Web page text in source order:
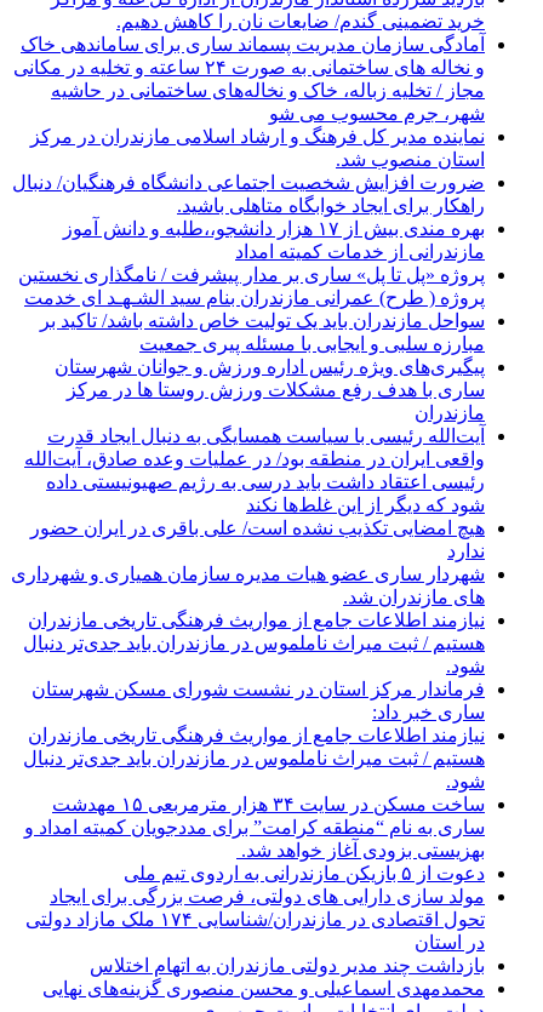
خرید تضمینی گندم/ ضایعات نان را کاهش دهیم.
آمادگی سازمان مدیریت پسماند ساری برای ساماندهی خاک
و نخاله های ساختمانی به صورت ۲۴ ساعته و تخلیه در مکانی
مجاز / تخلیه زباله، خاک و نخاله‌های ساختمانی در حاشیه
شهر، جرم محسوب می شو
نماینده مدیر کل فرهنگ و ارشاد اسلامی مازندران در مرکز
استان منصوب شد.
ضرورت افزایش شخصیت اجتماعی دانشگاه فرهنگیان/ دنبال
راهکار برای ایجاد خوابگاه متاهلی باشید.
بهره مندی بیش از ۱۷ هزار دانشجو،،طلبه و دانش آموز
مازندرانی از خدمات کمیته امداد
پروژه «پل تا پل» ساری بر مدار پیشرفت / نامگذاری نخستین
پروژه ( طرح) عمرانی مازندران بنام سید الشـهـد ای خدمت
سواحل مازندران باید یک تولیت خاص داشته باشد/ تاکید بر
مبارزه سلبی و ایجابی با مسئله پیری جمعیت
پیگیری‌های ویژه رئیس اداره ورزش و جوانان شهرستان
ساری با هدف رفع مشکلات ورزش روستا ها در مرکز
مازندران
آیت‌الله رئیسی با سیاست همسایگی به دنبال ایجاد قدرت
واقعی ایران در منطقه بود/ در عملیات وعده صادق، آیت‌الله
رئیسی اعتقاد داشت باید درسی به رژیم صهیونیستی داده
شود که دیگر از این غلط‌ها نکند
هیچ امضایی تکذیب نشده است/ علی باقری در ایران حضور
ندارد
شهردار ساری عضو هیات مدیره سازمان همیاری و شهرداری
های مازندران شد.
نیازمند اطلاعات جامع از مواریث فرهنگی تاریخی مازندران
هستیم / ثبت میراث ناملموس در مازندران باید جدی‌تر دنبال
شود.
فرماندار مرکز استان در نشست شورای مسکن شهرستان
ساری خبر داد:
نیازمند اطلاعات جامع از مواریث فرهنگی تاریخی مازندران
هستیم / ثبت میراث ناملموس در مازندران باید جدی‌تر دنبال
شود.
ساخت مسکن در سایت ۳۴ هزار مترمربعی ۱۵ مهدشت
ساری به نام “منطقه کرامت” برای مددجویان کمیته امداد و
بهزیستی بزودی آغاز خواهد شد.
دعوت از ۵ بازیکن مازندرانی به اردوی تیم ملی
مولد سازی دارایی های دولتی، فرصت بزرگی برای ایجاد
تحول اقتصادی در مازندران/شناسایی ۱۷۴ ملک مازاد دولتی
در استان
بازداشت چند مدیر دولتی مازندران به اتهام اختلاس
محمدمهدی اسماعیلی و محسن منصوری گزینه‌های نهایی